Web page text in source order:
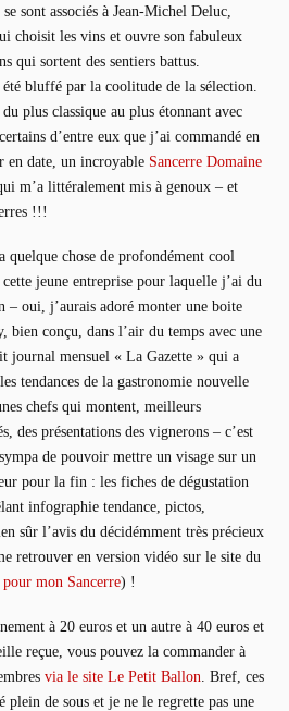
sont associés à Jean-Michel Deluc,
choisit les vins et ouvre son fabuleux
qui sortent des sentiers battus.
bluffé par la coolitude de la sélection.
plus classique au plus étonnant avec
d’entre eux que j’ai commandé en
en date, un incroyable Sancerre Domaine
m’a littéralement mis à genoux – et
!!!
chose de profondément cool
jeune entreprise pour laquelle j’ai du
– oui, j’aurais adoré monter une boite
bien conçu, dans l’air du temps avec une
journal mensuel « La Gazette » qui a
tendances de la gastronomie nouvelle
chefs qui montent, meilleurs
des présentations des vignerons – c’est
de pouvoir mettre un visage sur un
pour la fin : les fiches de dégustation
infographie tendance, pictos,
sûr l’avis du décidémment très précieux
retrouver en version vidéo sur le site du
mon Sancerre) !
à 20 euros et un autre à 40 euros et
reçue, vous pouvez la commander à
via le site Le Petit Ballon . Bref, ces
plein de sous et je ne le regrette pas une